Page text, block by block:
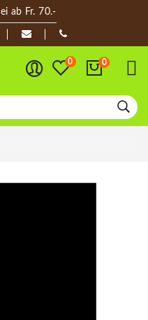
ab Fr. 70.-
0 0